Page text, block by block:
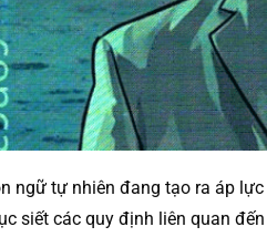
tự nhiên đang tạo ra áp
siết các quy định liên quan